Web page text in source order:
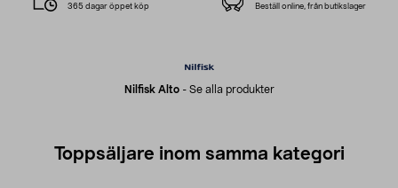
Nilfisk Alto- Se alla produkter
365 dagar öppet köp Beställ online, från butikslager
Toppsäljare inom samma kategori